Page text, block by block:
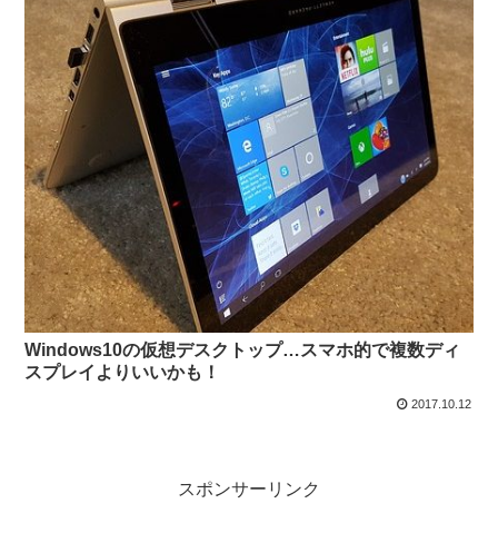
Windows10の仮想デスクトップ…スマホ的で複数ディ
スプレイよりいいかも！
2017.10.12
スポンサーリンク